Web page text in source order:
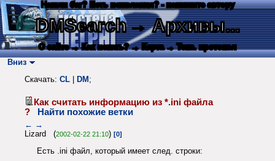
Нашли баг? Есть пожелания? - напишите автору
DMSearch→ Архивы...
О сайте → Как искать? → Карта → Текс. протокол
Вниз
Скачать: CL DM ;
Как считать информацию из *.ini файла
?
Найти похожие ветки
← →
Lizard (2002-02-22 21:10) [0]
Есть .ini файл, который имеет след. строки: